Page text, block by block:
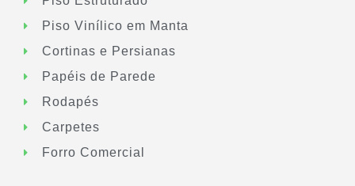
Piso Vinílico em Manta
Cortinas e Persianas
Papéis de Parede
Rodapés
Carpetes
Forro Comercial